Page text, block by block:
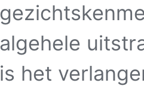
algehele
het